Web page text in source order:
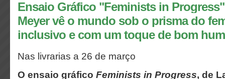
Ensaio Gráfico "Feminists in
Meyer vê o mundo sob o prisma do
inclusivo e com um toque de bom
Nas livrarias a 26 de março
O ensaio gráfico Feminists in Progress, de